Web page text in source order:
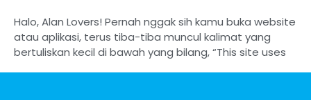
Halo, Alan Lovers! Pernah nggak sih kamu buka website
atau aplikasi, terus tiba-tiba muncul kalimat yang
bertuliskan kecil di bawah yang bilang, “This site uses